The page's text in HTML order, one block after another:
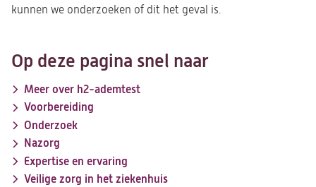
kunnen we onderzoeken of dit het geval is.
Op deze pagina snel naar
Meer over h2-ademtest
Voorbereiding
Onderzoek
Nazorg
Expertise en ervaring
Veilige zorg in het ziekenhuis